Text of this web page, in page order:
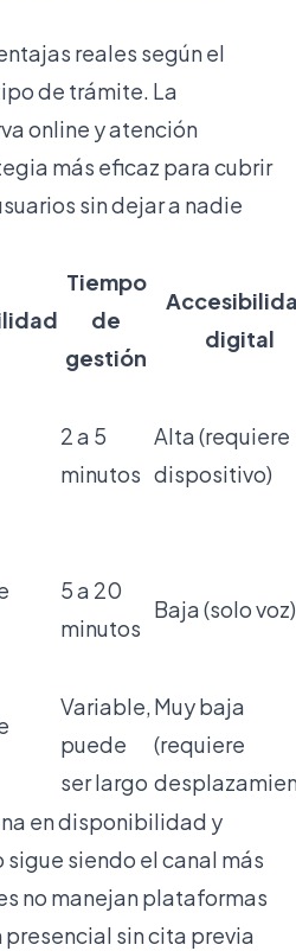
reales según el
de trámite. La
online y atención
más eficaz para cubrir
sin dejar a nadie
Tiempo
de
gestión
digital
2 a 5
minutos
Alta (requiere
dispositivo)
5 a 20
minutos
Baja (solo voz)
Variable,
puede
ser largo
Muy baja
(requiere
en disponibilidad y
siendo el canal más
no manejan plataformas
sin cita previa